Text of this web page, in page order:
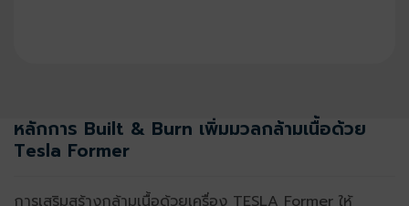
หลักการ Built & Burn เพิ่มมวลกล้ามเนื้อด้วย
Tesla Former
การเสริมสร้างกล้ามเนื้อด้วยเครื่อง TESLA Former ให้